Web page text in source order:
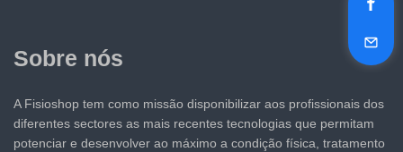
Sobre nós
A Fisioshop tem como missão disponibilizar aos profissionais dos
diferentes sectores as mais recentes tecnologias que permitam
potenciar e desenvolver ao máximo a condição física, tratamento